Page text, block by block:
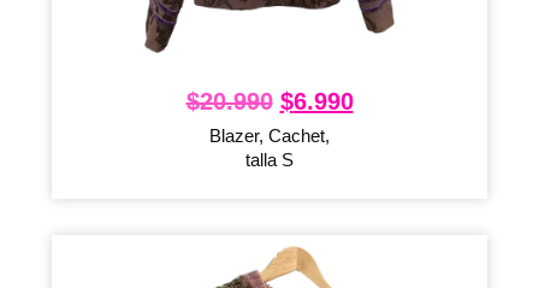
$20.990 $6.990
Blazer, Cachet,
talla S